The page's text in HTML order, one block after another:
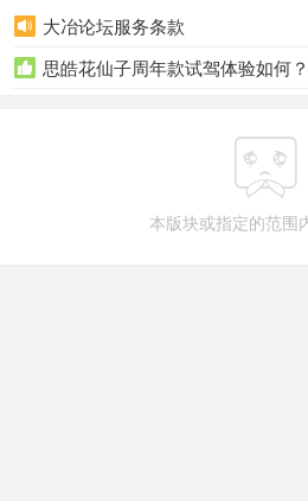
 大冶论坛服务条款
 思皓花仙子周年款试驾体验如何？

本版块或指定的范围